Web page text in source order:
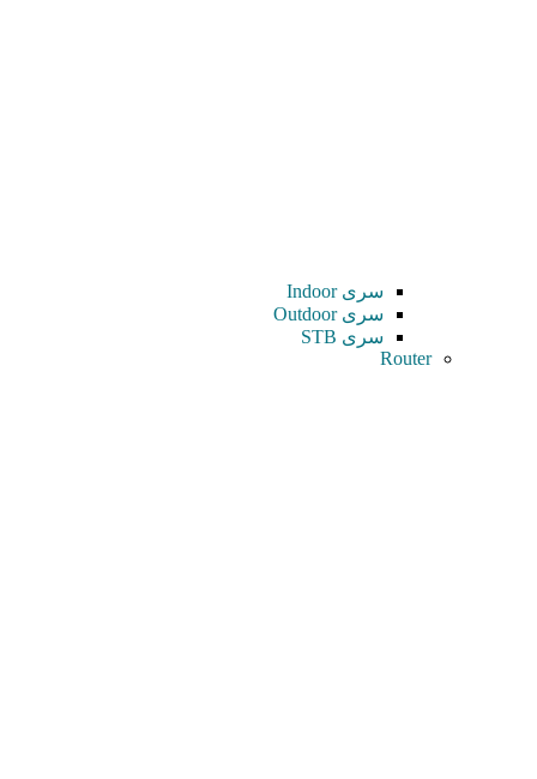
سری Indoor
سری Outdoor
سری STB
Router